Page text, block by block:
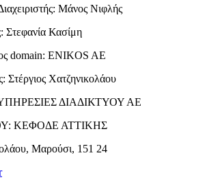
Μάνος Νιφλής
Στεφανία Κασίμη
domain: ENIKOS AE
Στέργιος Χατζηνικολάου
ΔΙΑΔΙΚΤΥΟΥ ΑΕ
ΚΕΦΟΔΕ ΑΤΤΙΚΗΣ
Μαρούσι, 151 24